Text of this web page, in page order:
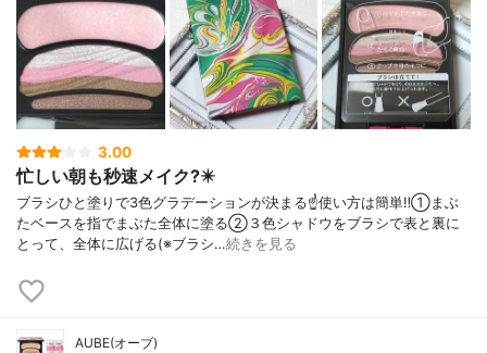
3.00
忙しい朝も秒速メイク?️✴️
ブラシひと塗りで3色グラデーションが決まる☝️使い方は簡単‼️①まぶ
たベースを指でまぶた全体に塗る②３色シャドウをブラシで表と裏に
とって、全体に広げる(※ブラシ…続きを見る
AUBE(オーブ)